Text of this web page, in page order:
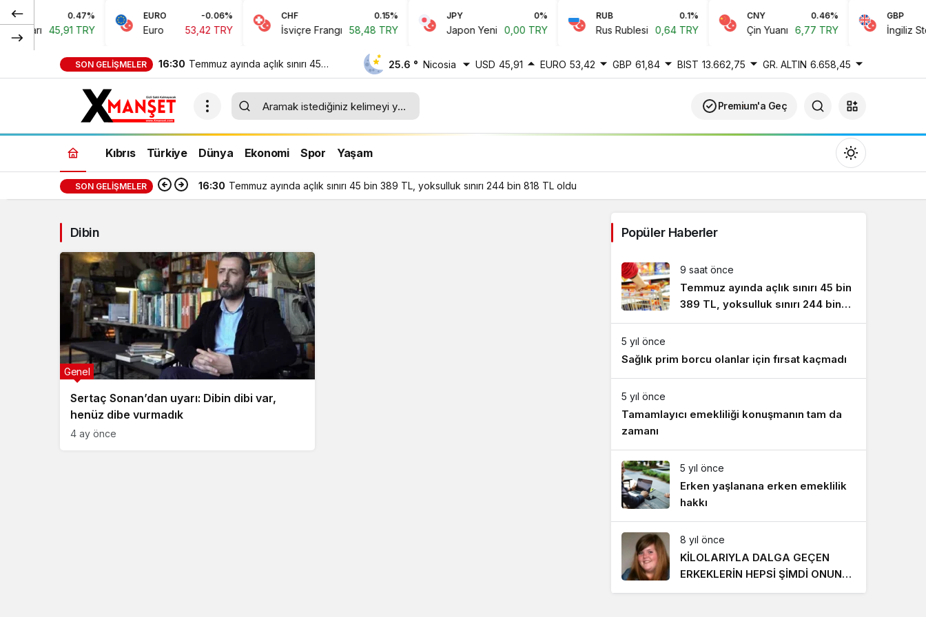
0.47%
45,91 TRY
EURO -0.06%
Euro 53,42 TRY
CHF 0.15%
İsviçre Frangı 58,48 TRY Japon Yeni 0,00 TRY
RUB 0.1%
Rus Rublesi 0,64 TRY
CNY 0.46%
Çin Yuanı 6,77 TRY
GBP
İngiliz
SON GELIŞMELER 16:30 Temmuz ayında açlık sınırı 45
bin 389 TL, yoksulluk sınırı 244
bin 818 TL oldu
25.6 ° Nicosia USD 45,91 EURO 53,42 GBP 61,84 BIST 13.662,75 GR. ALTIN 6.658,45
Premium'a Geç
Kıbrıs Türkiye Dünya Ekonomi Spor Yaşam
Gündüz modunu seçin.
SON GELIŞMELER 16:30 Temmuz ayında açlık sınırı 45 bin 389 TL, yoksulluk sınırı 244 bin 818 TL oldu
Dibin
Sertaç Sonan’dan uyarı: Dibin dibi var,
henüz dibe vurmadık
Genel
4 ay önce
Popüler Haberler
9 saat önce
Temmuz ayında açlık sınırı 45 bin
389 TL, yoksulluk sınırı 244 bin
818 TL oldu
5 yıl önce
Sağlık prim borcu olanlar için fırsat kaçmadı
5 yıl önce
Tamamlayıcı emekliliği konuşmanın tam da
zamanı
5 yıl önce
Erken yaşlanana erken emeklilik
hakkı
8 yıl önce
KİLOLARIYLA DALGA GEÇEN
ERKEKLERİN HEPSİ ŞİMDİ ONUN
PEŞİNDE! SON HALİ İNANILMAZ